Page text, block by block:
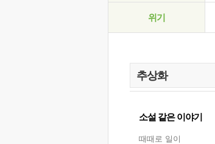
위기
소설 같은 이야기
때때로 일이